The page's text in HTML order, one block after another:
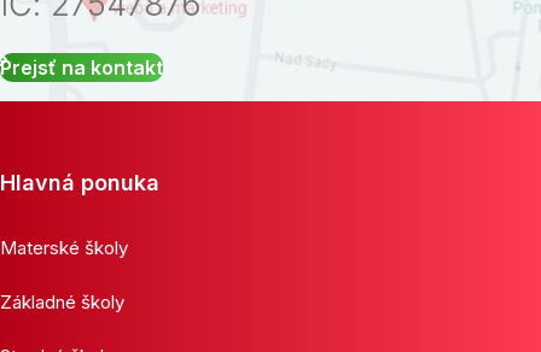
Prejsť na kontakt
Hlavná ponuka
Materské školy
Základné školy